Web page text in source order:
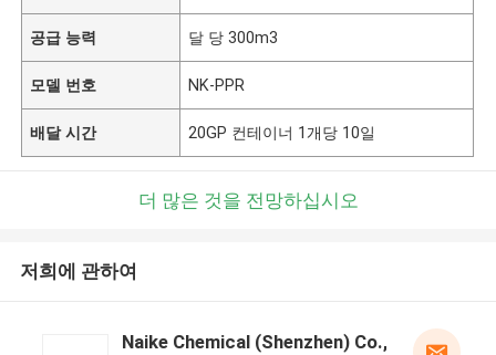
공급 능력 달 당 300m3
모델 번호 NK-PPR
배달 시간 20GP 컨테이너 1개당 10일
더 많은 것을 전망하십시오
저희에 관하여
Naike Chemical (Shenzhen) Co., Ltd